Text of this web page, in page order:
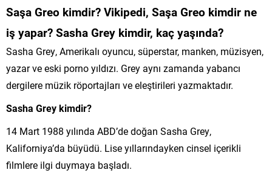
Saşa Greo kimdir? Vikipedi, Saşa Greo kimdir ne
iş yapar? Sasha Grey kimdir, kaç yaşında?
Sasha Grey, Amerikalı oyuncu, süperstar, manken, müzisyen,
yazar ve eski porno yıldızı. Grey aynı zamanda yabancı
dergilere müzik röportajları ve eleştirileri yazmaktadır.
Sasha Grey kimdir?
14 Mart 1988 yılında ABD’de doğan Sasha Grey,
Kaliforniya’da büyüdü. Lise yıllarındayken cinsel içerikli
filmlere ilgi duymaya başladı.